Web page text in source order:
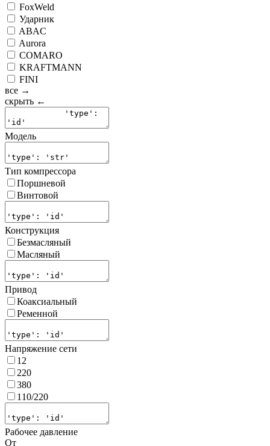
FoxWeld
Ударник
ABAC
Aurora
COMARO
KRAFTMANN
FINI
все →
скрыть ←
Модель
Тип компрессора
Поршневой
Винтовой
Конструкция
Безмасляный
Масляный
Привод
Коаксиальный
Ременной
Напряжение сети
12
220
380
110/220
Рабочее давление
От